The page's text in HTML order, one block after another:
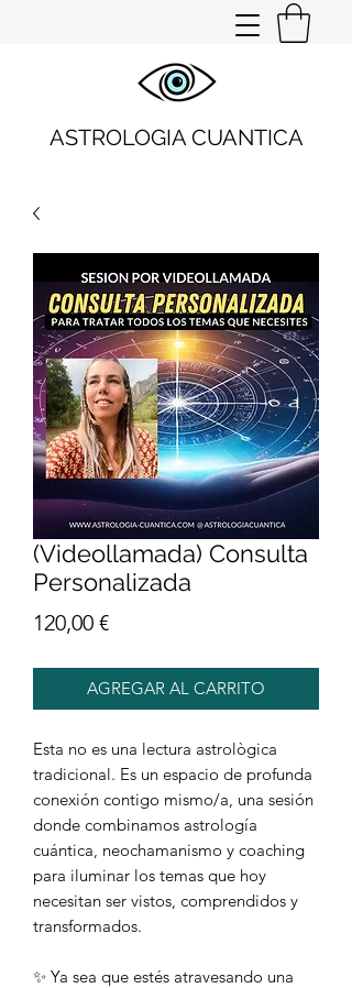
ASTROLOGIA CUANTICA
(Videollamada) Consulta
Personalizada
120,00 €Precio
AGREGAR AL CARRITO
Esta no es una lectura astrològica
tradicional. Es un espacio de profunda
conexión contigo mismo/a, una sesión
donde combinamos astrología
cuántica, neochamanismo y coaching
para iluminar los temas que hoy
necesitan ser vistos, comprendidos y
transformados.
✨ Ya sea que estés atravesando una